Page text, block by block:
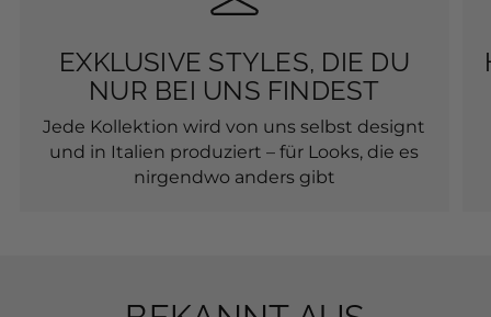
EXKLUSIVE STYLES, DIE DU
NUR BEI UNS FINDEST
Jede Kollektion wird von uns selbst designt
und in Italien produziert – für Looks, die es
nirgendwo anders gibt